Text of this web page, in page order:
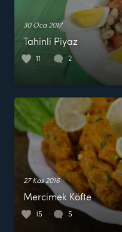
30 Oca 2017
Tahinli Piyaz
11 2
27 Kas 2016
Mercimek Köfte
15 5